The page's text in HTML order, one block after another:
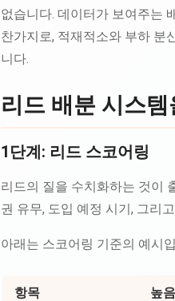
없습니다. 데이터가 보여주는
찬가지로, 적재적소와 부하 분
니다.
리드 배분 시스
1단계: 리드 스코어링
리드의 질을 수치화하는 것이
권 유무, 도입 예정 시기, 그리
아래는 스코어링 기준의 예시
항목 높